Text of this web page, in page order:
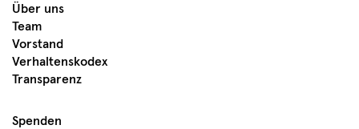
Über uns
Team
Vorstand
Verhaltenskodex
Transparenz
Spenden